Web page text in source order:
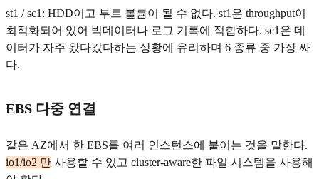
st1 / sc1: HDD이고 부트 볼륨이 될 수 없다. st1은 throughput이
최적화되어 있어 빅데이터나 로그 기록에 적합하다. sc1은 데
이터가 자주 왔다갔다하는 상황에 유리하며 6 종류 중 가장 싸
다.
EBS 다중 연결
같은 AZ에서 한 EBS를 여러 인스턴스에 붙이는 것을 말한다.
io1/io2 만 사용할 수 있고 cluster-aware한 파일 시스템을 사용해